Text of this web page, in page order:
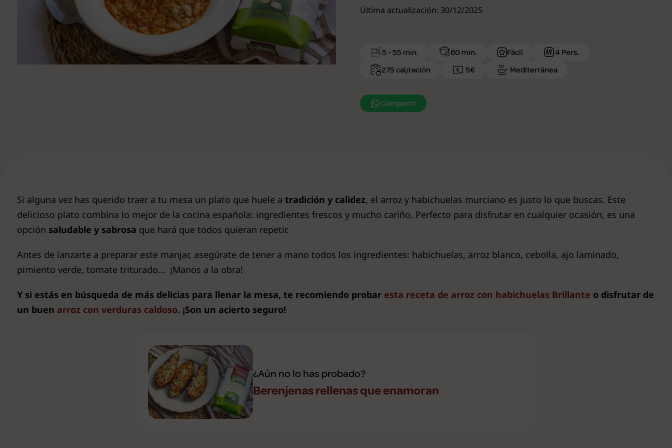
Última actualización: 30/12/2025
5 - 55 min. 60 min. Fácil
4 Pers.
275 cal/ración
5€ Mediterránea
Compartir
Si alguna vez has querido traer a tu mesa un plato que huele a tradición y calidez, el arroz y habichuelas murciano es justo lo que buscas. Este
delicioso plato combina lo mejor de la cocina española: ingredientes frescos y mucho cariño. Perfecto para disfrutar en cualquier ocasión, es una
opción saludable y sabrosa que hará que todos quieran repetir.
Antes de lanzarte a preparar este manjar, asegúrate de tener a mano todos los ingredientes: habichuelas, arroz blanco, cebolla, ajo laminado,
pimiento verde, tomate triturado… ¡Manos a la obra!
Y si estás en búsqueda de más delicias para llenar la mesa, te recomiendo probar esta receta de arroz con habichuelas Brillante o disfrutar de
un buen arroz con verduras caldoso. ¡Son un acierto seguro!
¿Aún no lo has probado?
Berenjenas rellenas que enamoran